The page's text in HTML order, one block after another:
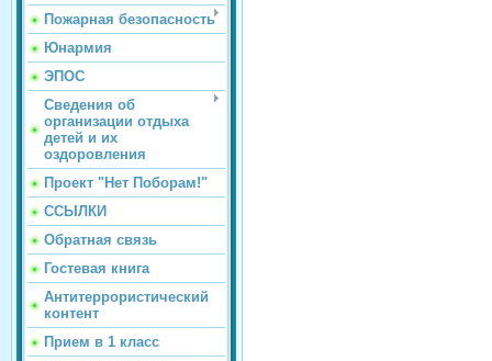
Пожарная безопасность
Юнармия
ЭПОС
Сведения об
организации отдыха
детей и их
оздоровления
Проект "Нет Поборам!"
ССЫЛКИ
Обратная связь
Гостевая книга
Антитеррористический
контент
Прием в 1 класс